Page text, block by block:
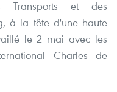
Transports et des
à la tête d'une haute
le 2 mai avec les
Charles de